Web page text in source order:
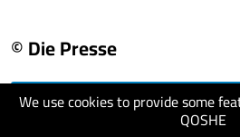
We use cookies to provide some
QOSHE
© Die Presse
visit